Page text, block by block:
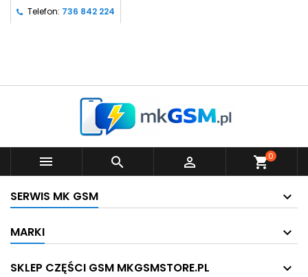
Telefon: 736 842 224
   shopping_cart0
SERWIS MK GSM
MARKI
SKLEP CZĘŚCI GSM MKGSMSTORE.PL